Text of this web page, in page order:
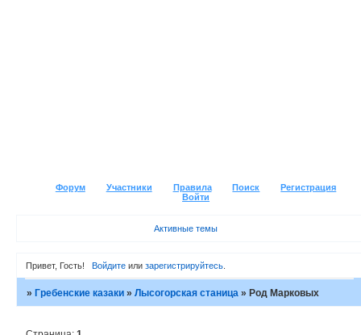
Форум Участники Правила Поиск
Регистрация
Войти
Активные темы
Привет, Гость! Войдитеили зарегистрируйтесь.
»Гребенские казаки »Лысогорская станица »Род Марковых